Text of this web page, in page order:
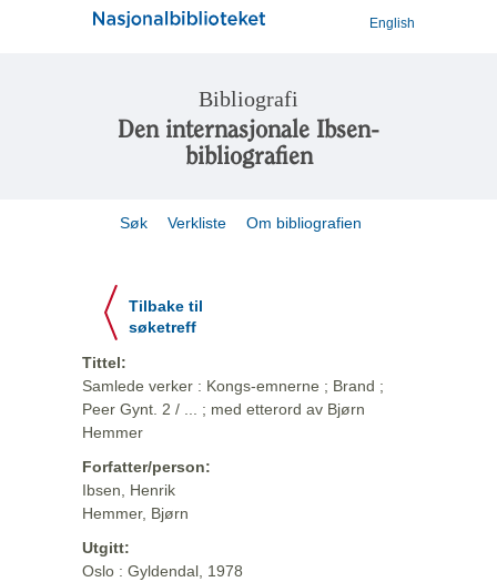
English
Bibliografi
Den internasjonale Ibsen-
bibliografien
Søk Verkliste Om bibliografien
Tilbake til
søketreff
Tittel:
Samlede verker : Kongs-emnerne ; Brand ;
Peer Gynt. 2 / ... ; med etterord av Bjørn
Hemmer
Forfatter/person:
Ibsen, Henrik
Hemmer, Bjørn
Utgitt:
Oslo : Gyldendal, 1978